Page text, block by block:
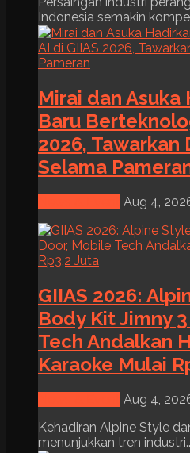
Indonesia semakin
Mirai dan
Baru
2026, Tawarkan
Selama
Aug 4,
GIIAS 2026:
Body Kit Jimny
Tech Andalkan
Karaoke Mulai
Aug 4,
Kehadiran Alpine Style
menunjukkan tren